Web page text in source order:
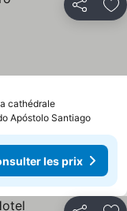
Partager
cathédraleConsulter
Apóstolo Santiago
les prix